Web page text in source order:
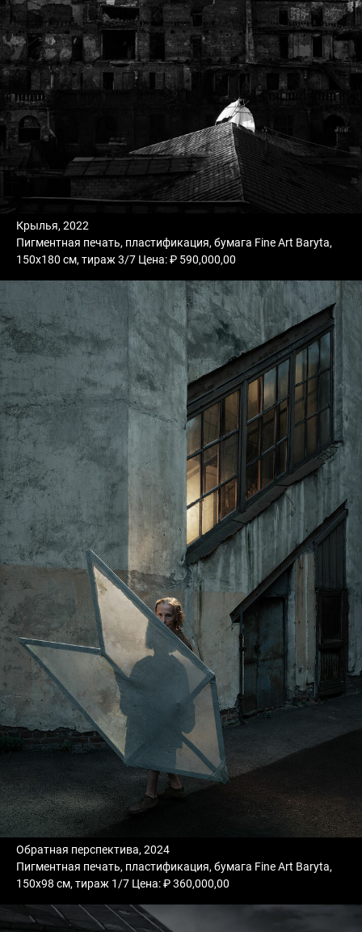
Крылья, 2022
Пигментная печать, пластификация, бумага Fine Art Baryta,
150х180 см, тираж 3/7 Цена: ₽ 590,000,00
Обратная перспектива, 2024
Пигментная печать, пластификация, бумага Fine Art Baryta,
150х98 см, тираж 1/7 Цена: ₽ 360,000,00